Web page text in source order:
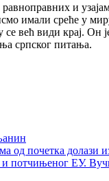
и
имали среће у
већ види крај.
српског питања.
почетка долази
потчињеног ЕУ.